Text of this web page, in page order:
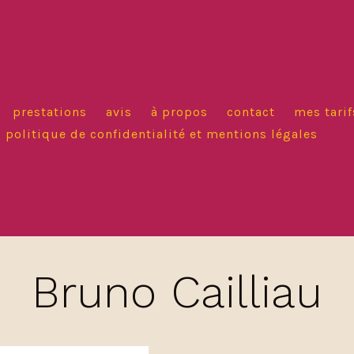
prestations avis à propos contact
mes
politique de confidentialité et mentions légales
Bruno Cailliau